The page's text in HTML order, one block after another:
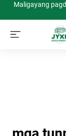
Maligayang